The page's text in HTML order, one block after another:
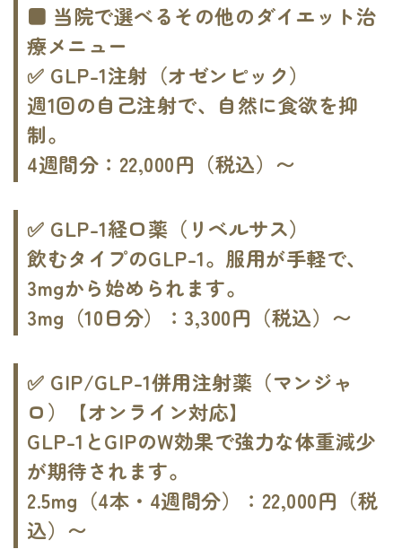
■ 当院で選べるその他のダイエット治
療メニュー
✅ GLP-1注射（オゼンピック）
週1回の自己注射で、自然に食欲を抑
制。
4週間分：22,000円（税込）〜
✅ GLP-1経口薬（リベルサス）
飲むタイプのGLP-1。服用が手軽で、
3mgから始められます。
3mg（10日分）：3,300円（税込）〜
✅ GIP/GLP-1併用注射薬（マンジャ
ロ）【オンライン対応】
GLP-1とGIPのW効果で強力な体重減少
が期待されます。
2.5mg（4本・4週間分）：22,000円（税
込）〜